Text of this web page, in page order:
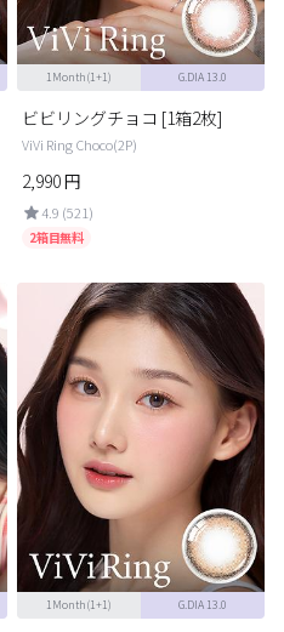
1Month(1+1) G.DIA 13.0
ビビリングチョコ [1箱2枚]
ViVi Ring Choco(2P)
2,990円
4.9 (521)
2箱目無料
1Month(1+1) G.DIA 13.0